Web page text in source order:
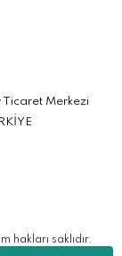
Ticaret Merkezi
hakları saklıdır.